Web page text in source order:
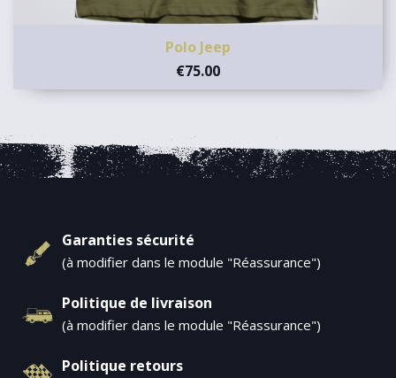
Polo Jeep
€75.00
Garanties sécurité
(à modifier dans le module "Réassurance")
Politique de livraison
(à modifier dans le module "Réassurance")
Politique retours